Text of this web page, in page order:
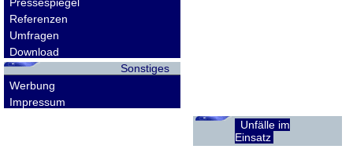
Referenzen
Umfragen
Download
Sonstiges
Werbung
Impressum
Unfälle im
Einsatz